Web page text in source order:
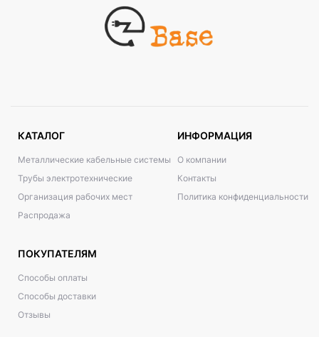
КАТАЛОГ
Металлические кабельные системы
Трубы электротехнические
Организация рабочих мест
Распродажа
ИНФОРМАЦИЯ
О компании
Контакты
Политика конфиденциальности
ПОКУПАТЕЛЯМ
Способы оплаты
Способы доставки
Отзывы